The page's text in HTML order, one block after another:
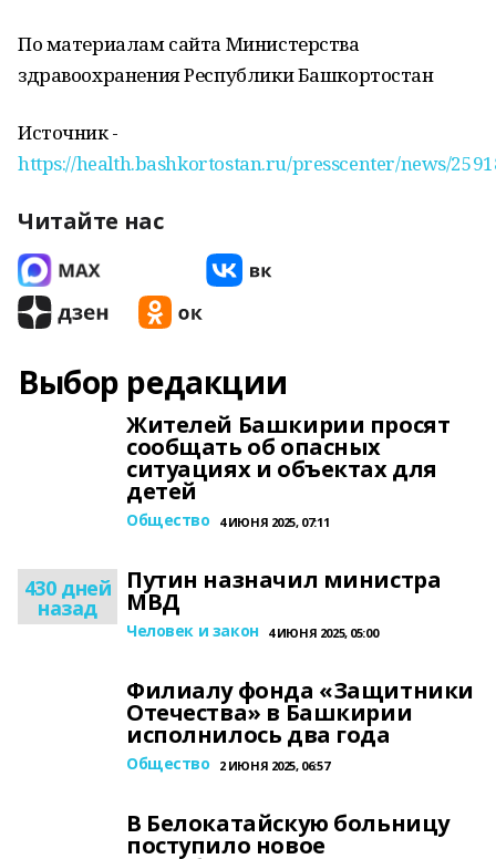
По материалам сайта Министерства
здравоохранения Республики Башкортостан
Источник -
https://health.bashkortostan.ru/presscenter/news/
Читайте нас
Выбор редакции
Жителей Башкирии просят
сообщать об опасных
ситуациях и объектах для
детей
Общество 4 ИЮНЯ 2025, 07:11
430 дней
назад
Путин назначил министра
МВД
Человек и закон 4 ИЮНЯ 2025, 05:00
Филиалу фонда «Защитники
Отечества» в Башкирии
исполнилось два года
Общество 2 ИЮНЯ 2025, 06:57
В Белокатайскую больницу
поступило новое